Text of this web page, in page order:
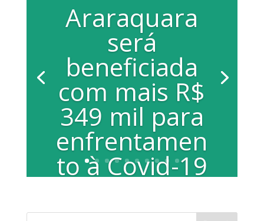
Araraquara
será
beneficiada
com mais R$
349 mil para
enfrentamen
to à Covid-19